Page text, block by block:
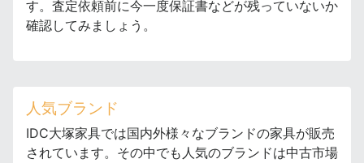
す。査定依頼前に今一度保証書などが残っていないか
確認してみましょう。
人気ブランド
IDC大塚家具では国内外様々なブランドの家具が販売
されています。その中でも人気のブランドは中古市場